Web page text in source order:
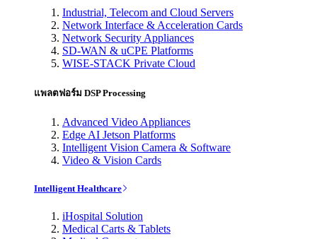
Industrial, Telecom and Cloud Servers
Network Interface & Acceleration Cards
Network Security Appliances
SD-WAN & uCPE Platforms
WISE-STACK Private Cloud
แพลตฟอร์ม DSP Processing
Advanced Video Appliances
Edge AI Jetson Platforms
Intelligent Vision Camera & Software
Video & Vision Cards
Intelligent Healthcare
iHospital Solution
Medical Carts & Tablets